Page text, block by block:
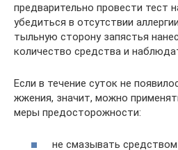
предварительно провести тест
убедиться в отсутствии
тыльную сторону запястья
количество средства и
Если в течение суток не
жжения, значит, можно
меры предосторожности:
не смазывать